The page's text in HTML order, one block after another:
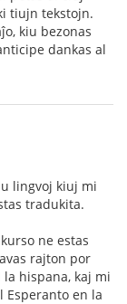
tiujn tekstojn.
kiu bezonas
dankas al
lingvoj kiuj mi
tradukita.
ne estas
rajton por
hispana, kaj mi
Esperanto en la